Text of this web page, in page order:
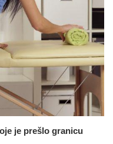
je prešlo granicu